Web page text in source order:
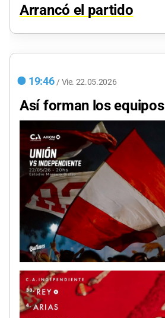
Arrancó el partido
19:46 / Vie. 22.05.2026
Así forman los equipos